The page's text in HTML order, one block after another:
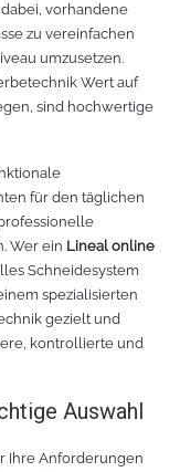
vorhandene
zu vereinfachen
umzusetzen.
Wert auf
sind hochwertige
für den täglichen
Wer ein Lineal online
Schneidesystem
spezialisierten
gezielt und
kontrollierte und
Auswahl
Ihre Anforderungen